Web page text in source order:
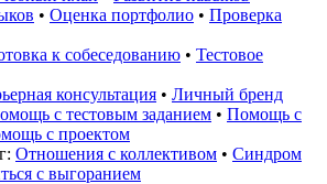
• Оценка портфолио • Проверка
к собеседованию • Тестовое
консультация • Личный бренд
с тестовым заданием • Помощь с
с проектом
Отношения с коллективом • Синдром
с выгоранием